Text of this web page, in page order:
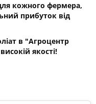
кожного фермера,
прибуток від
в "Агроцентр
якості!